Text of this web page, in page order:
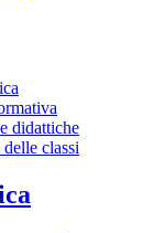
didattiche
classi